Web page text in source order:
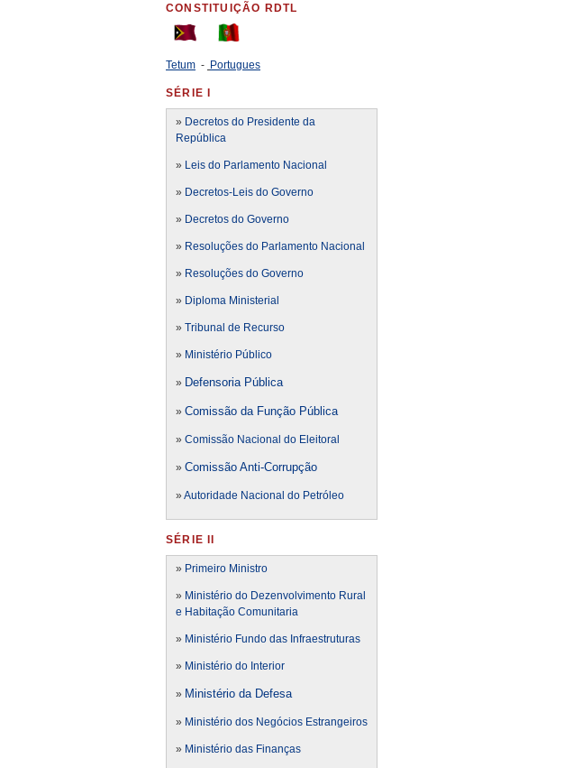
CONSTITUIÇÃO RDTL
Tetum - Portugues
SÉRIE I
» Decretos do Presidente da
República
» Leis do Parlamento Nacional
» Decretos-Leis do Governo
» Decretos do Governo
» Resoluções do Parlamento Nacional
» Resoluções do Governo
» Diploma Ministerial
» Tribunal de Recurso
» Ministério Público
» Defensoria Pública
» Comissão da Função Pública
» Comissão Nacional do Eleitoral
» Comissão Anti-Corrupção
» Autoridade Nacional do Petróleo
SÉRIE II
» Primeiro Ministro
» Ministério do Dezenvolvimento Rural
e Habitação Comunitaria
» Ministério Fundo das Infraestruturas
» Ministério do Interior
» Ministério da Defesa
» Ministério dos Negócios Estrangeiros
» Ministério das Finanças